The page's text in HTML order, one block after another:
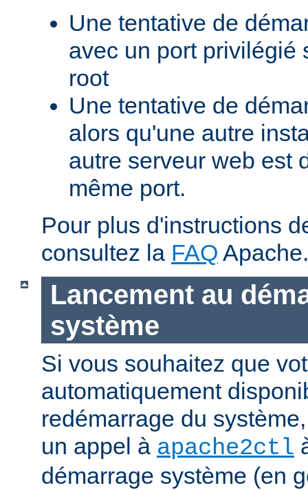
Une tentative de
avec un port privilégié
root
Une tentative de
alors qu'une autre
autre serveur web est
même port.
Pour plus d'instructions
consultez la FAQ Apache.
Lancement au
système
Si vous souhaitez que
automatiquement
redémarrage du
un appel à apache2ctl
démarrage système (en